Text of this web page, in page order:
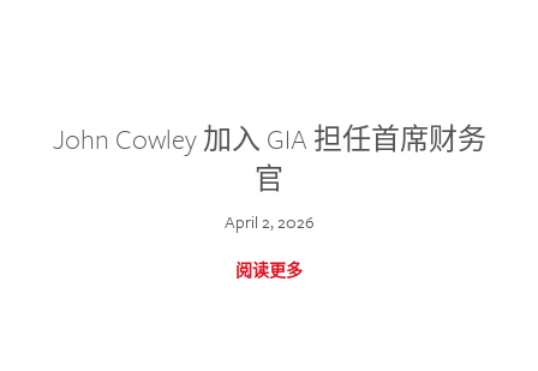
John Cowley 加入 GIA 担任首席财务
官
April 2, 2026
阅读更多